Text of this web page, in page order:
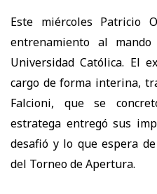
Este miércoles Patricio
entrenamiento al
Universidad Católica. El
cargo de forma interina,
Falcioni, que se
estratega entregó sus
desafió y lo que espera
del Torneo de Apertura.